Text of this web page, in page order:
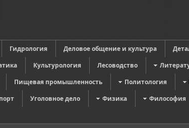
Гидрология Деловое общение и культура
Культурология Лесоводство
Пищевая промышленность Политология
Уголовное дело Физика Философия